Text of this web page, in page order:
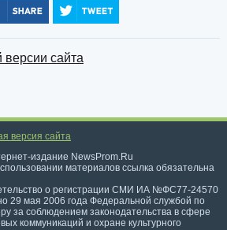
сайта
версия сайта
издание NewsProm.Ru
материалов ссылка обязательна
о регистрации СМИ ИА №ФС77-24570
29 мая 2006 года Федеральной службой по
за соблюдением законодательства в сфере
коммуникаций и охране культурного